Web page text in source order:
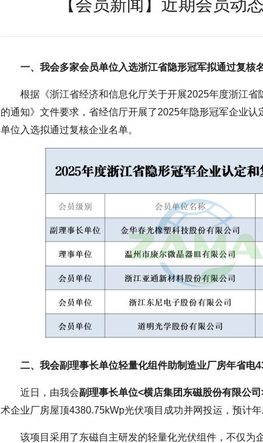
【会员新闻】近期会员动
一、我会多家会员单位入选浙江省隐形冠军拟通过复核
根据《浙江省经济和信息化厅关于开展2025年度浙江省
的通知》文件要求，省经信厅开展了2025年隐形冠军企业认
单位入选拟通过复核企业名单。
二、我会副理事长单位轻量化组件助制造业厂房年省电
近日，由我会副理事长单位<横店集团东磁股份有限公司
术企业厂房屋顶4380.75kWp光伏项目成功并网投运，预计年
该项目采用了东磁自主研发的轻量化光伏组件，不仅为